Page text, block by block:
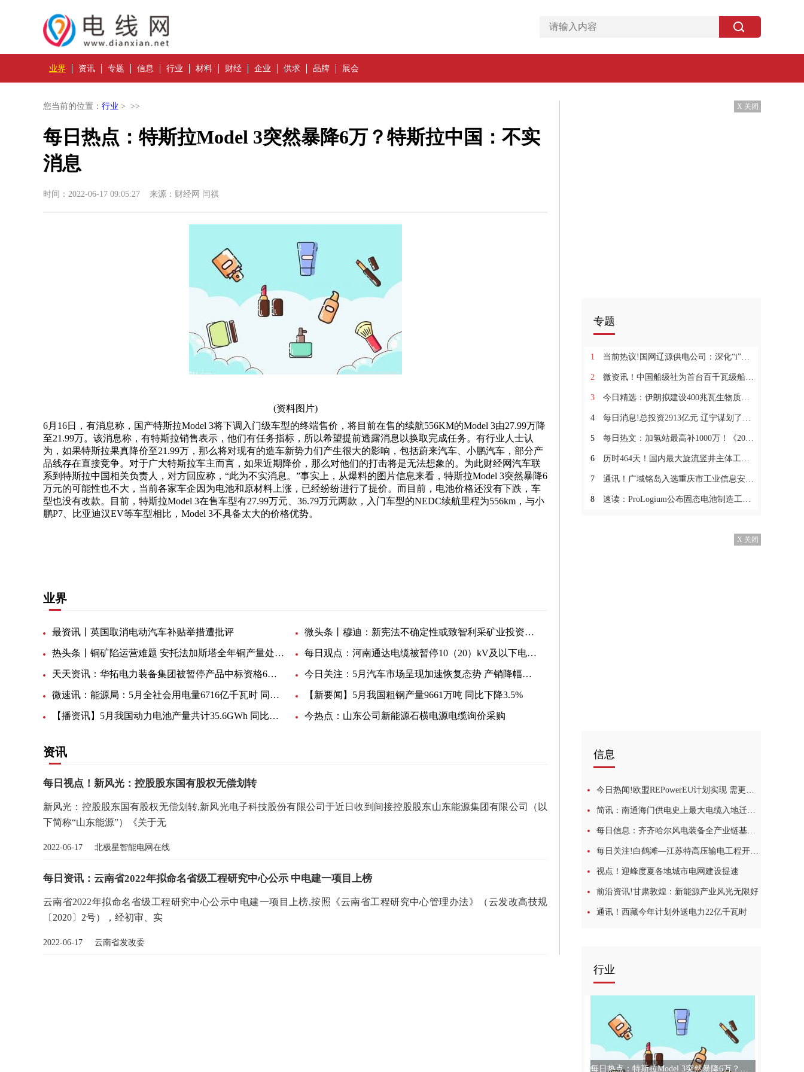
业界 资讯 专题 信息 行业 材料 财经 企业 供求 品牌 展会
您当前的位置： 行业 > >>
每日热点：特斯拉Model 3突然暴降6万？特斯拉中国：不实
消息
时间：2022-06-17 09:05:27 来源：财经网 闫祺
(资料图片)
6月16日，有消息称，国产特斯拉Model 3将下调入门级车型的终端售价，将目前在售的续航556KM的Model 3由27.99万降
至21.99万。该消息称，有特斯拉销售表示，他们有任务指标，所以希望提前透露消息以换取完成任务。有行业人士认
为，如果特斯拉果真降价至21.99万，那么将对现有的造车新势力们产生很大的影响，包括蔚来汽车、小鹏汽车，部分产
品线存在直接竞争。对于广大特斯拉车主而言，如果近期降价，那么对他们的打击将是无法想象的。为此财经网汽车联
系到特斯拉中国相关负责人，对方回应称，“此为不实消息。”事实上，从爆料的图片信息来看，特斯拉Model 3突然暴降6
万元的可能性也不大，当前各家车企因为电池和原材料上涨，已经纷纷进行了提价。而目前，电池价格还没有下跌，车
型也没有改款。目前，特斯拉Model 3在售车型有27.99万元、36.79万元两款，入门车型的NEDC续航里程为556km，与小
鹏P7、比亚迪汉EV等车型相比，Model 3不具备太大的价格优势。
业界
最资讯丨英国取消电动汽车补贴举措遭批评 微头条丨穆迪：新宪法不确定性或致智利采矿业投资陷入僵局
热头条丨铜矿陷运营难题 安托法加斯塔全年铜产量处于指导线底端 每日观点：河南通达电缆被暂停10（20）kV及以下电缆中标资格6个月
天天资讯：华拓电力装备集团被暂停产品中标资格6个月 今日关注：5月汽车市场呈现加速恢复态势 产销降幅收窄
微速讯：能源局：5月全社会用电量6716亿千瓦时 同比下降1.3% 【新要闻】5月我国粗钢产量9661万吨 同比下降3.5%
【播资讯】5月我国动力电池产量共计35.6GWh 同比增长157.9% 今热点：山东公司新能源石横电源电缆询价采购
资讯
每日视点！新风光：控股股东国有股权无偿划转
新风光：控股股东国有股权无偿划转,新风光电子科技股份有限公司于近日收到间接控股股东山东能源集团有限公司（以
下简称“山东能源”）《关于无
2022-06-17 北极星智能电网在线
每日资讯：云南省2022年拟命名省级工程研究中心公示 中电建一项目上榜
云南省2022年拟命名省级工程研究中心公示中电建一项目上榜,按照《云南省工程研究中心管理办法》（云发改高技规
〔2020〕2号），经初审、实
2022-06-17 云南省发改委
X 关闭
专题
1 当前热议!国网辽源供电公司：深化“i”国网AI助手应用 智享工作新模式
2 微资讯！中国船级社为首台百千瓦级船用氢燃料电池发电系统颁发认可证书
3 今日精选：伊朗拟建设400兆瓦生物质发电厂
4 每日消息!总投资2913亿元 辽宁谋划了包括氢能在内的5个领域23个重点项目
5 每日热文：加氢站最高补1000万！《2022年氢能产业高质量发展项目申报工作的通知》发布
6 历时464天！国内最大旋流竖井主体工程顺利完成
7 通讯！广域铭岛入选重庆市工业信息安全技术服务单位
8 速读：ProLogium公布固态电池制造工艺 计划于2023年开始量产
X 关闭
信息
今日热闻!欧盟REPowerEU计划实现 需更多投资
简讯：南通海门供电史上最大电缆入地迁改工程顺利投运
每日信息：齐齐哈尔风电装备全产业链基本形成
每日关注!白鹤滩—江苏特高压输电工程开展故障试验
视点！迎峰度夏各地城市电网建设提速
前沿资讯!甘肃敦煌：新能源产业风光无限好
通讯！西藏今年计划外送电力22亿千瓦时
行业
每日热点：特斯拉Model 3突然暴降6万？特斯拉中国：不实消息